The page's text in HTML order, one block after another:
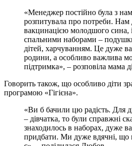
«Менеджер постійно була з
розпитувала про потреби. Нам
вакцинацією молодшого сина,
спальними наборами –
дітей, харчуванням. Це дуже
родини, а особливо важлива
підтримка», – розповіла мама
Говорить також, що особливо діти
програмою «Гігієна».
«Ви б бачили цю радість. Для
– дівчатка, то були справжні
знаходилось в наборах, дуже
придбати. Ми дуже вдячні, що